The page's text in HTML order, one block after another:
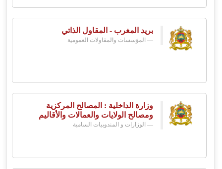
بريد المغرب - المقاول الذاتي
المؤسسات والمقاولات العمومية
وزارة الداخلية : المصالح المركزية
ومصالح الولايات والعمالات والأقاليم
الوزارات و المندوبيات السامية